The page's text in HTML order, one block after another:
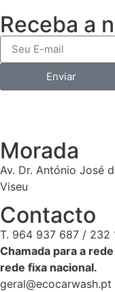
Receba a
Enviar
Morada
Av. Dr. António José
Viseu
Contacto
T. 964 937 687 / 232
Chamada para a
rede fixa nacional.
geral@ecocarwash.pt